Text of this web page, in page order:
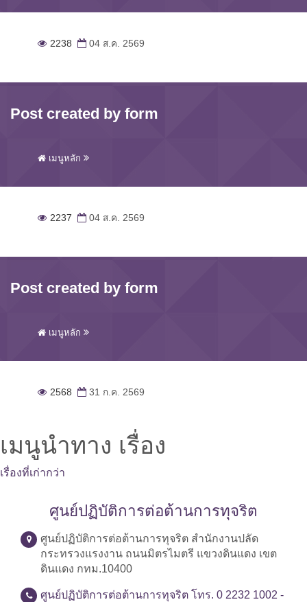
2238 04 ส.ค. 2569
Post created by form
เมนูหลัก
2237 04 ส.ค. 2569
Post created by form
เมนูหลัก
2568 31 ก.ค. 2569
เมนูนำทาง เรื่อง
เรื่องที่เก่ากว่า
ศูนย์ปฏิบัติการต่อต้านการทุจริต
ศูนย์ปฏิบัติการต่อต้านการทุจริต สำนักงานปลัด
กระทรวงแรงงาน ถนนมิตรไมตรี แขวงดินแดง เขต
ดินแดง กทม.10400
ศูนย์ปฏิบัติการต่อต้านการทุจริต โทร. 0 2232 1002 -